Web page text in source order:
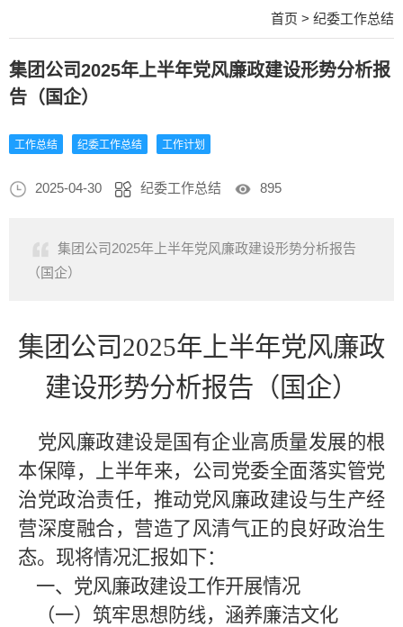
首页 > 纪委工作总结
集团公司2025年上半年党风廉政建设形势分析报
告（国企）
工作总结 纪委工作总结 工作计划
2025-04-30 纪委工作总结 895
集团公司2025年上半年党风廉政建设形势分析报告
（国企）
集团公司2025年上半年党风廉政
建设形势分析报告（ 国企）
党风廉政建设是国有企业高质量发展的根
本保障，上半年来， 公司 党委全面落实管党
治党政治责任，推动党风廉政建设与生产经
营深度融合，营造了风清气正的良好政治生
态。现将情况汇报如下：
一、党风廉政建设工作开展情况
（一）筑牢思想防线，涵养廉洁文化